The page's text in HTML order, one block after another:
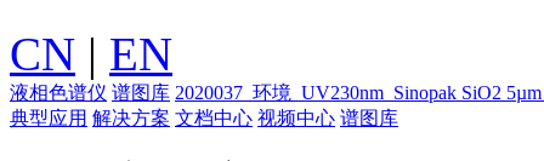
CN | EN
液相色谱仪 谱图库 2020037_环境_UV230nm_Sinopak SiO2
典型应用 解决方案 文档中心 视频中心 谱图库